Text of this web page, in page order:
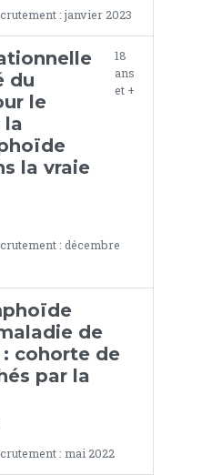
: janvier 2023
du
le
la
la vraie
18
ans
et +
: décembre
de
cohorte de
par la
: mai 2022